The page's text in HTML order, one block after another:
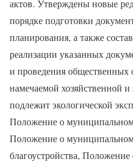
актов. Утверждены новые
порядке подготовки
планирования, а также
реализации указанных
и проведения
намечаемой хозяйственной
подлежит экологической
Положение о
Положение о
благоустройства,